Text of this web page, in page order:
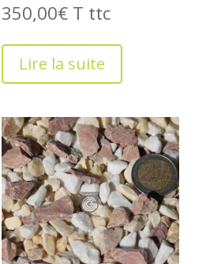
350,00€ T
Lire la suite